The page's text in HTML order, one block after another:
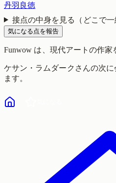
丹羽良徳
接点の中身を見る（どこで一
気になる点を報告
Funwow は、現代アートの作家
ケサン・ラムダーク さんの次
ます。